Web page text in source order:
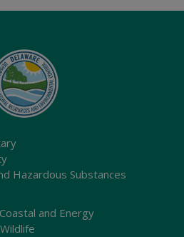
Hazardous Substances
and Energy